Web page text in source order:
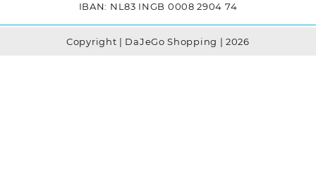
IBAN: NL83 INGB 0008 2904 74
Copyright | DaJeGo Shopping | 2026